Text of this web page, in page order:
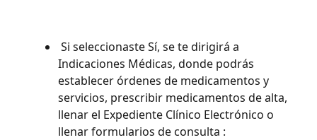
Indicaciones Médicas, donde podrás
establecer órdenes de medicamentos y
servicios, prescribir medicamentos de alta,
llenar el Expediente Clínico Electrónico o
llenar formularios de consulta :